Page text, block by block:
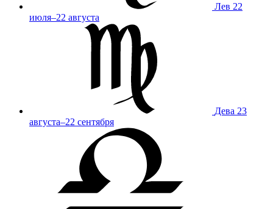
Лев 22
июля–22 августа
Дева 23
августа–22 сентября